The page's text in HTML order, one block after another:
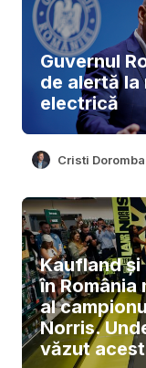
Guvernul
de alertă la
electrică
Cristi
Kaufland și
în România
al
Norris.
văzut